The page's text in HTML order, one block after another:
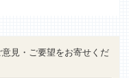
見・ご要望をお寄せくだ